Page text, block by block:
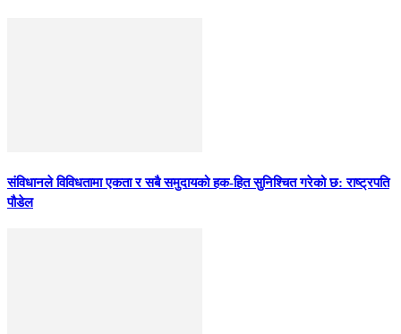
संविधानले विविधतामा एकता र सबै समुदायको हक-हित सुनिश्चित गरेको छ: राष्ट्रपति
पौडेल